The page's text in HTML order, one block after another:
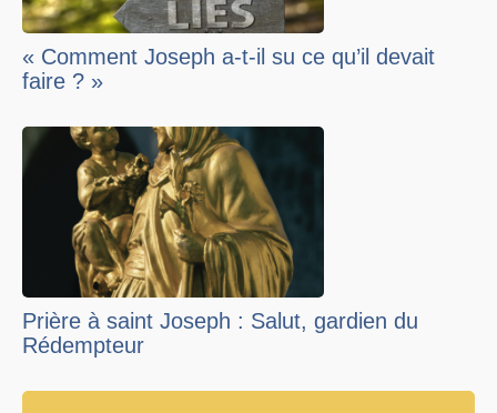
« Comment Joseph a-t-il su ce qu’il devait
faire ? »
Prière à saint Joseph : Salut, gardien du
Rédempteur